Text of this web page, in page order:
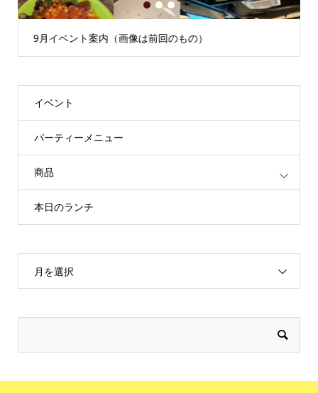
9月イベント案内（画像は前回のもの）
1 2 3
イベント
パーティーメニュー
商品
本日のランチ
月を選択